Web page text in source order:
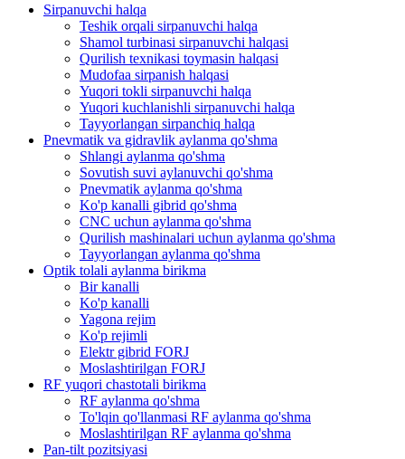
Sirpanuvchi halqa
Teshik orqali sirpanuvchi halqa
Shamol turbinasi sirpanuvchi halqasi
Qurilish texnikasi toymasin halqasi
Mudofaa sirpanish halqasi
Yuqori tokli sirpanuvchi halqa
Yuqori kuchlanishli sirpanuvchi halqa
Tayyorlangan sirpanchiq halqa
Pnevmatik va gidravlik aylanma qo'shma
Shlangi aylanma qo'shma
Sovutish suvi aylanuvchi qo'shma
Pnevmatik aylanma qo'shma
Ko'p kanalli gibrid qo'shma
CNC uchun aylanma qo'shma
Qurilish mashinalari uchun aylanma qo'shma
Tayyorlangan aylanma qo'shma
Optik tolali aylanma birikma
Bir kanalli
Ko'p kanalli
Yagona rejim
Ko'p rejimli
Elektr gibrid FORJ
Moslashtirilgan FORJ
RF yuqori chastotali birikma
RF aylanma qo'shma
To'lqin qo'llanmasi RF aylanma qo'shma
Moslashtirilgan RF aylanma qo'shma
Pan-tilt pozitsiyasi